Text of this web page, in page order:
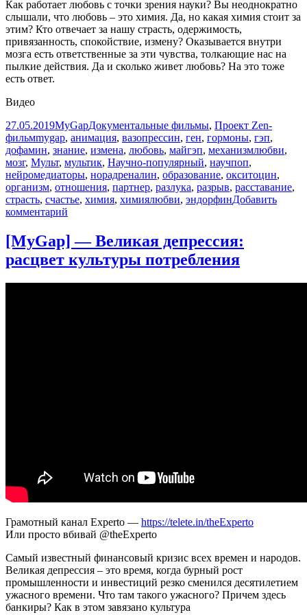
Как работает любовь с точки зрения науки? Вы неоднократно
слышали, что любовь – это химия. Да, но какая химия стоит за
этим? Кто отвечает за нашу страсть, одержимость,
привязанность, спокойствие, измену? Оказывается внутри
мозга есть ответственные за эти чувства, толкающие нас на
пылкие действия. Да и сколько живет любовь? На это тоже
есть ответ.
Видео
Опубликовано
27.05.2019Автор
MyGapРубрики
Документальные фильмы, Проект Zen-
фильмМетки
mygap, анимация, вазопрессин, ген, гормоны, гэп,
дофамин, знание, измена, любовь, майгэп, механизмлюбви,
мозг, Мульт, мультик, Научно-популярный, научпоп,
нейромедиаторы, норадреналин, образование, окситоцин,
организм, отношения, партнер, разлука, разрыв, расставание,
страсть, счастье, химия, химиялюбви, эндорфинДобавить
комментарий
[MyGap]
—
Из
состоит
[MyGap] — Великая депрессия:
расцвет культуры потребления
Грамотный канал Experto — https://telete.in/theExperto
Или просто вбивай @theExperto
Самый известный финансовый кризис всех времен и народов.
Великая депрессия – это время, когда бурный рост
промышленности и инвестиций резко сменился десятилетием
ужасного времени. Что там такого ужасного? Причем здесь
банкиры? Как в этом завязано культура